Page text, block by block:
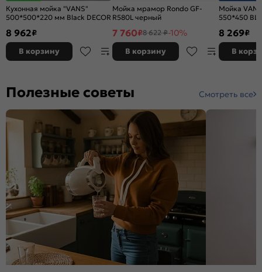
Кухонная мойка "VANS"
500*500*220 мм Black DECOR
8 962₽
В корзину
Мойка мрамор Rondo GF-
R580L черный
7 760₽8 622 ₽-10%
В корзину
Мойка
550*450
8 269₽
В
Полезные советы Смотреть все